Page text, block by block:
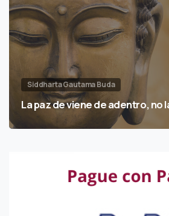
Siddharta Gautama Buda
La paz de viene de adentro, no